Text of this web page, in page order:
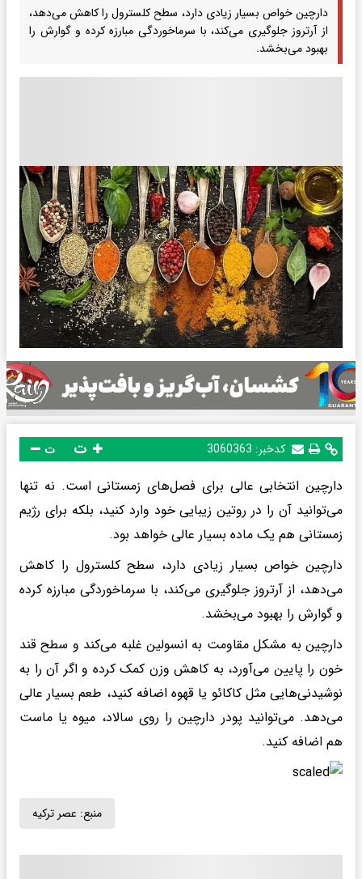
دارچین خواص بسیار زیادی دارد، سطح کلسترول را کاهش می‌دهد،
از آرتروز جلوگیری می‌کند، با سرماخوردگی مبارزه کرده و گوارش را
بهبود می‌بخشد.
کدخبر: 3060363 ت
دارچین انتخابی عالی برای فصل‌های زمستانی است. نه تنها
می‌توانید آن را در روتین زیبایی خود وارد کنید، بلکه برای رژیم
زمستانی هم یک ماده بسیار عالی خواهد بود.
دارچین خواص بسیار زیادی دارد، سطح کلسترول را کاهش
می‌دهد، از آرتروز جلوگیری می‌کند، با سرماخوردگی مبارزه کرده
و گوارش را بهبود می‌بخشد.
دارچین به مشکل مقاومت به انسولین غلبه می‌کند و سطح قند
خون را پایین می‌آورد، به کاهش وزن کمک کرده و اگر آن را به
نوشیدنی‌هایی مثل کاکائو یا قهوه اضافه کنید، طعم بسیار عالی
می‌دهد. می‌توانید پودر دارچین را روی سالاد، میوه یا ماست
هم اضافه کنید.
منبع: عصر ترکیه